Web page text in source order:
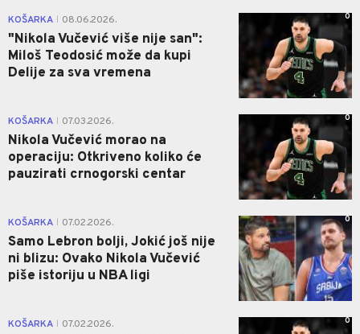
KOŠARKA 08.06.2026.
"Nikola Vučević više nije san":
Miloš Teodosić može da kupi
Delije za sva vremena
0
KOŠARKA 07.03.2026.
Nikola Vučević morao na
operaciju: Otkriveno koliko će
pauzirati crnogorski centar
0
KOŠARKA 07.02.2026.
Samo Lebron bolji, Jokić još nije
ni blizu: Ovako Nikola Vučević
piše istoriju u NBA ligi
0
KOŠARKA 07.02.2026. 0